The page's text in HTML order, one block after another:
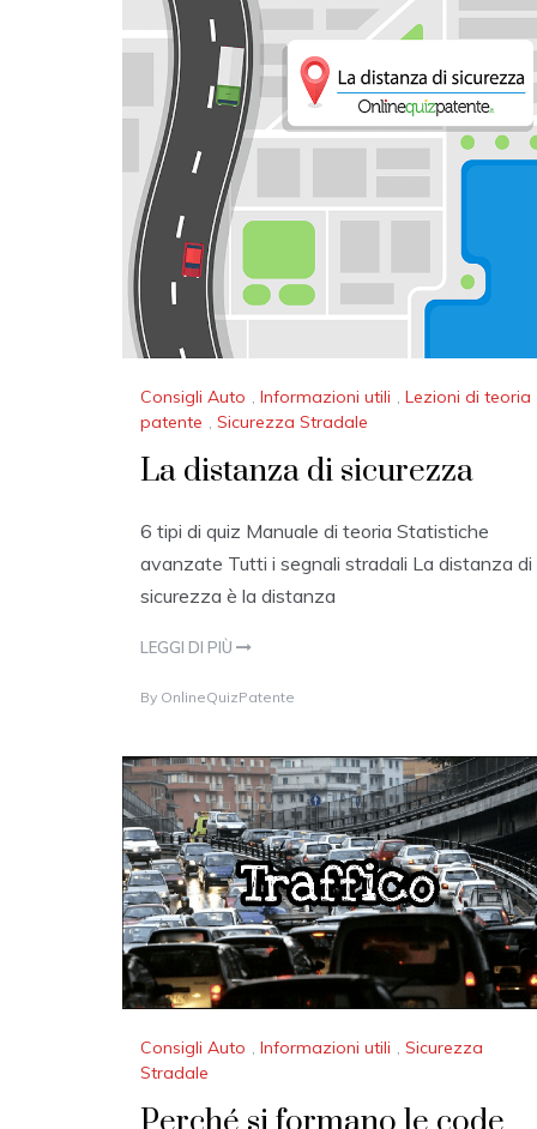
Consigli Auto , Informazioni utili , Lezioni di teoria
patente , Sicurezza Stradale
La distanza di sicurezza
6 tipi di quiz Manuale di teoria Statistiche
avanzate Tutti i segnali stradali La distanza di
sicurezza è la distanza
LEGGI DI PIÙ
1
P
R
I
L
2
0
1
7
By OnlineQuizPatente
Consigli Auto , Informazioni utili , Sicurezza
Stradale